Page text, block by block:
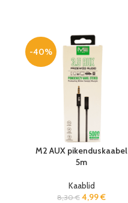
-40%
M2 AUX pikenduskaabel
5m
Kaablid
8,30€ 4,99€